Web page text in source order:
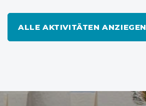
ALLE AKTIVITÄTEN ANZIEGEN